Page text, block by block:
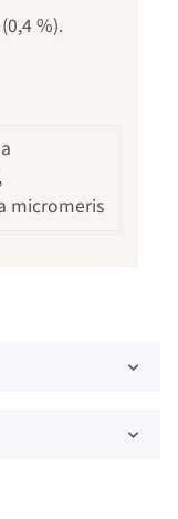
%).
micromeris